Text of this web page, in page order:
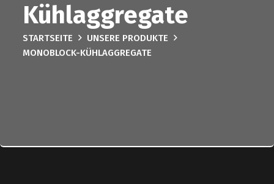
Kühlaggregate
STARTSEITE
UNSERE PRODUKTE
MONOBLOCK-KÜHLAGGREGATE